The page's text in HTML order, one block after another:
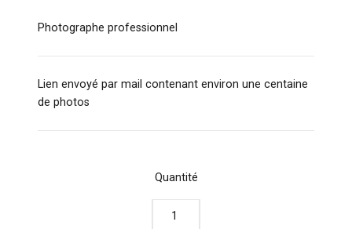
Photographe professionnel
Lien envoyé par mail contenant environ une centaine
de photos
Quantité
quantité